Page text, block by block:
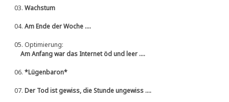
03.Wachstum
04.Am Ende der Woche ....
05. Optimierung:
Am Anfang war das Internet öd und leer ....
06.*Lügenbaron*
07.Der Tod ist gewiss, die Stunde ungewiss ....